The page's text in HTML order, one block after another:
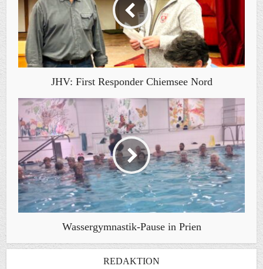
JHV: First Responder Chiemsee Nord
Wassergymnastik-Pause in Prien
REDAKTION